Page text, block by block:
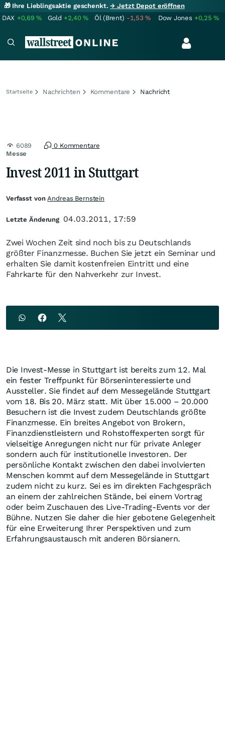
🎁 Ihre Lieblingsaktie geschenkt.→ Jetzt Depot eröffnen
DAX +0,69% Gold +2,40% Öl (Brent) -1,53% Dow Jones +0,25%
Startseite Nachrichten Kommentare Nachricht
Messe
6089 0 Kommentare
Invest 2011 in Stuttgart
Zwei Wochen Zeit sind noch bis zu Deutschlands
größter Finanzmesse. Buchen Sie jetzt ein Seminar und
erhalten Sie damit kostenfreien Eintritt und eine
Fahrkarte für den Nahverkehr zur Invest.
Die Invest-Messe in Stuttgart ist bereits zum 12. Mal
ein fester Treffpunkt für Börseninteressierte und
Aussteller. Sie findet auf dem Messegelände Stuttgart
vom 18. Bis 20. März statt. Mit über 15.000 – 20.000
Besuchern ist die Invest zudem Deutschlands größte
Finanzmesse. Ein breites Angebot von Brokern,
Finanzdienstleistern und Rohstoffexperten sorgt für
vielseitige Anregungen nicht nur für private Anleger
sondern auch für institutionelle Investoren. Der
persönliche Kontakt zwischen den dabei involvierten
Menschen kommt auf dem Messegelände in Stuttgart
zudem nicht zu kurz. Sei es im direkten Fachgespräch
an einem der zahlreichen Stände, bei einem Vortrag
oder beim Zuschauen des Live-Trading-Events vor der
Bühne. Nutzen Sie daher die hier gebotene Gelegenheit
für eine Erweiterung Ihrer Perspektiven und zum
Erfahrungsaustausch mit anderen Börsianern.
Verfasst vonAndreas Bernstein
Letzte Änderung 04.03.2011, 17:59